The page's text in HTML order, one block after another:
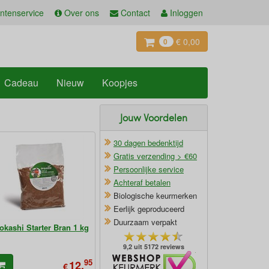
Over ons Contact Inloggen
0 € 0,00
Cadeau Nieuw Koopjes
Starter Bran 1 kg
€12,95
Jouw Voordelen
30 dagen bedenktijd
Gratis verzending > €60
Persoonlijke service
Achteraf betalen
Biologische keurmerken
Eerlijk geproduceerd
Duurzaam verpakt
9,2 uit 5172 reviews